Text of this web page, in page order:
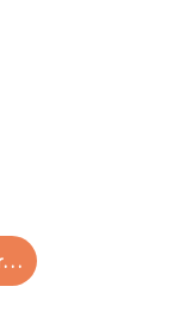
Return to latest information list